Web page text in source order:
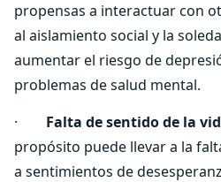
propensas a interactuar con
al aislamiento social y la
aumentar el riesgo de
problemas de salud mental.
· Falta de sentido de la
propósito puede llevar a la
a sentimientos de